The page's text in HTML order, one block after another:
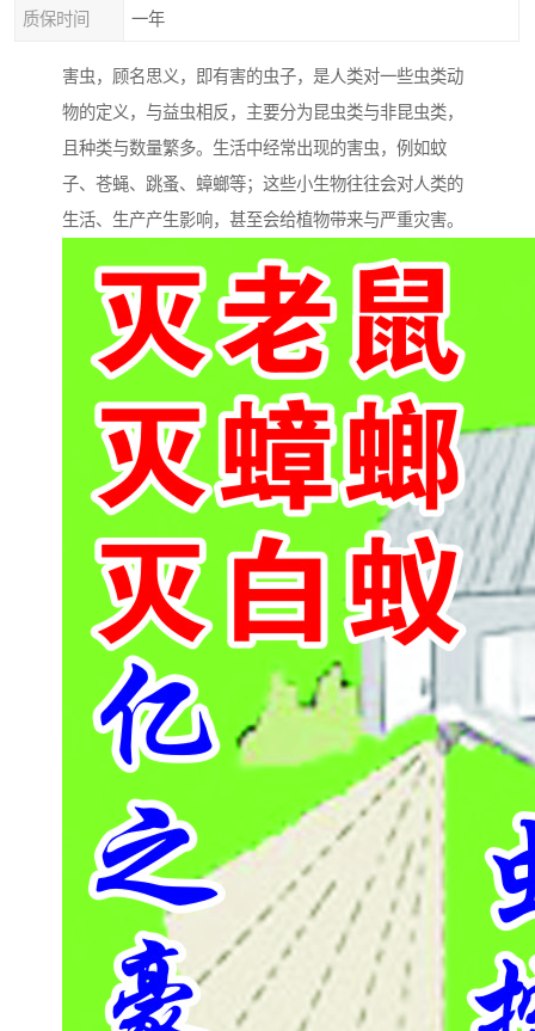
质保时间 一年
害虫，顾名思义，即有害的虫子，是人类对一些虫类动
物的定义，与益虫相反，主要分为昆虫类与非昆虫类，
且种类与数量繁多。生活中经常出现的害虫，例如蚊
子、苍蝇、跳蚤、蟑螂等；这些小生物往往会对人类的
生活、生产产生影响，甚至会给植物带来与严重灾害。